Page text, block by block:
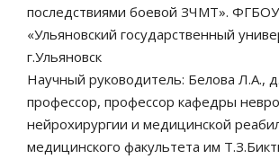
последствиями боевой ЗЧМТ».
«Ульяновский государственный
г.Ульяновск
Научный руководитель: Белова Л.А.,
профессор, профессор кафедры
нейрохирургии и медицинской
медицинского факультета им